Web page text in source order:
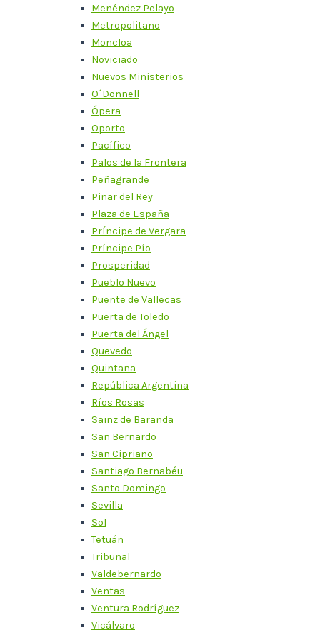
Menéndez Pelayo
Metropolitano
Moncloa
Noviciado
Nuevos Ministerios
O´Donnell
Ópera
Oporto
Pacífico
Palos de la Frontera
Peñagrande
Pinar del Rey
Plaza de España
Príncipe de Vergara
Príncipe Pío
Prosperidad
Pueblo Nuevo
Puente de Vallecas
Puerta de Toledo
Puerta del Ángel
Quevedo
Quintana
República Argentina
Ríos Rosas
Sainz de Baranda
San Bernardo
San Cipriano
Santiago Bernabéu
Santo Domingo
Sevilla
Sol
Tetuán
Tribunal
Valdebernardo
Ventas
Ventura Rodríguez
Vicálvaro